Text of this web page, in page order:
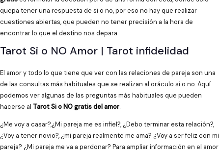
quepa tener una respuesta de si o no, por eso no hay que realizar
cuestiones abiertas, que pueden no tener precisión a la hora de
encontrar lo que el destino nos depara.
Tarot Si o NO Amor | Tarot infidelidad
El amor y todo lo que tiene que ver con las relaciones de pareja son una
de las consultas más habituales que se realizan al oráculo sí o no. Aquí
podemos ver algunas de las preguntas más habituales que pueden
hacerse al Tarot Si o NO gratis del amor.
¿Me voy a casar?,¿Mi pareja me es infiel?, ¿Debo terminar esta relación?,
¿Voy a tener novio?, ¿mi pareja realmente me ama? ¿Voy a ser feliz con mi
pareja? ¿Mi pareja me va a perdonar? Para ampliar información en el amor